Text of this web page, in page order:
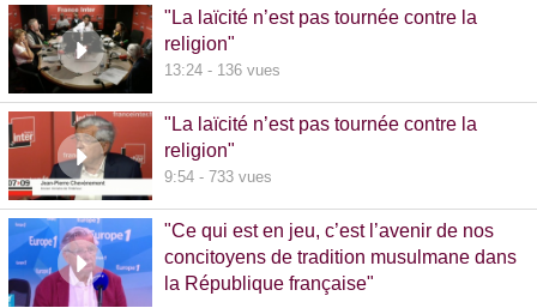
"La laïcité n’est pas tournée contre la
religion"
13:24 - 136 vues
"La laïcité n’est pas tournée contre la
religion"
9:54 - 733 vues
"Ce qui est en jeu, c’est l’avenir de nos
concitoyens de tradition musulmane dans
la République française"